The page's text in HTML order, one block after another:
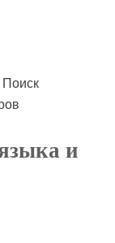
Поиск
и